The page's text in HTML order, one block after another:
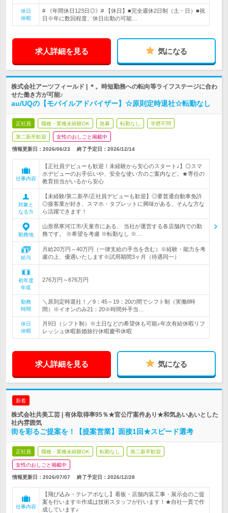
休日
休暇
# 《年間休日123日◎》# 【休日】■完全週休2日制（土・日）■祝
日※年に数回程度、休日出勤の可能…
求人詳細を見る 気になる
株式会社アーツフィールド | ＊。時短勤務への転向等ライフステージに合わ
せた働き方が可能♪
au/UQの【モバイルアドバイザー】☆原則定時退社☆転勤なし
正社員 職種・業種未経験OK 急募 転勤なし 学歴不問
第二新卒歓迎 女性のおしごと掲載中
情報更新日：2026/06/23 終了予定日： 2026/12/14
仕事内容
【正社員デビューも歓迎！未経験から安心のスタート♪】◎スマ
ホデビューのお手伝いや、安全な使い方のご案内など。★専任の
教育担当がいるから安心
対象と
なる方
【未経験/第二新卒/正社員デビューも歓迎】◎要普通自動車免許
◎接客業が好き、スマホ・タブレットに興味がある、そんな方な
ら活躍できます！
勤務地
山形県寒河江市/天童市にある、 当社が運営する各店舗内での勤
務です。 ※希望を考慮 ※転勤なし ※…
給与
月給20万円～40万円（一律支給の手当を含む）※経験・能力を考
慮の上、優遇いたします※試用期間3ヶ月（待遇同一）
初年度
年収
276万円～676万円
勤務
時間
＼原則定時退社！／9：45～19：20の間でシフト制（実働8時
間）※イオンのみ21：20※時間外手当…
休日
休暇
月9日（シフト制）※土日などの希望休も可能♪年次有給休暇リフ
レッシュ休暇新婚旅行休暇慶弔休暇
求人詳細を見る 気になる
新着
株式会社共美工芸 | 有休取得率95％★官公庁案件あり★和気あいあいとした
社内雰囲気
街を彩るご提案を！【提案営業】面接1回★スピード選考
正社員 職種・業種未経験OK 転勤なし 第二新卒歓迎
女性のおしごと掲載中
情報更新日：2026/07/07 終了予定日： 2026/12/28
仕事内容
【飛び込み・テレアポなし】看板・店舗内装工事・展示会のご提
案を行います※作成は技術スタッフが行います！★自社一貫で作
成しています♪